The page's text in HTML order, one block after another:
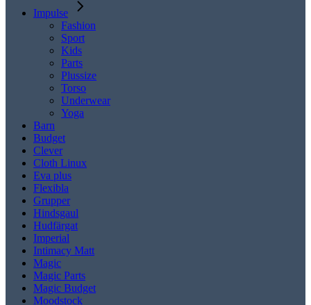
Impulse
Fashion
Sport
Kids
Parts
Plussize
Torso
Underwear
Yoga
Barn
Budget
Clever
Cloth Linux
Eva plus
Flexibla
Grupper
Hindsgaul
Hudfärgat
Imperial
Intimacy Matt
Magic
Magic Parts
Magic Budget
Moodstock